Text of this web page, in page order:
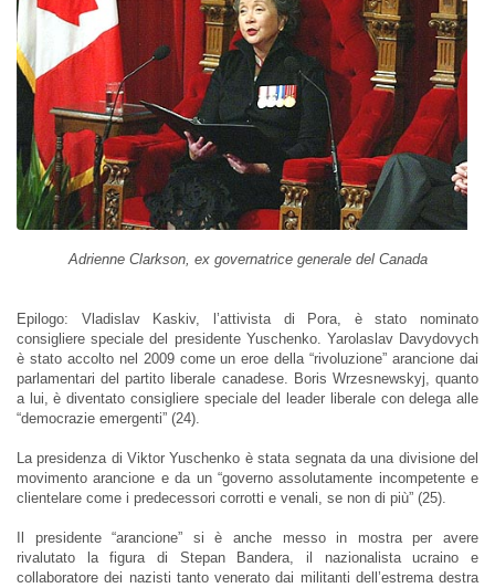
Adrienne Clarkson, ex governatrice generale del Canada
Epilogo: Vladislav Kaskiv, l’attivista di Pora, è stato nominato
consigliere speciale del presidente Yuschenko. Yarolaslav Davydovych
è stato accolto nel 2009 come un eroe della “rivoluzione” arancione dai
parlamentari del partito liberale canadese. Boris Wrzesnewskyj, quanto
a lui, è diventato consigliere speciale del leader liberale con delega alle
“democrazie emergenti” (24).
La presidenza di Viktor Yuschenko è stata segnata da una divisione del
movimento arancione e da un “governo assolutamente incompetente e
clientelare come i predecessori corrotti e venali, se non di più” (25).
Il presidente “arancione” si è anche messo in mostra per avere
rivalutato la figura di Stepan Bandera, il nazionalista ucraino e
collaboratore dei nazisti tanto venerato dai militanti dell’estrema destra